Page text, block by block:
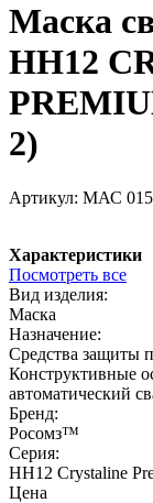
Маска
НН12
2)
Артикул: МАС
Характеристики
Посмотреть все
Вид изделия:
Маска
Назначение:
Средства защиты
Конструктивные
автоматический
Бренд:
Росомз™
Серия:
НН12 Crystaline
Цена